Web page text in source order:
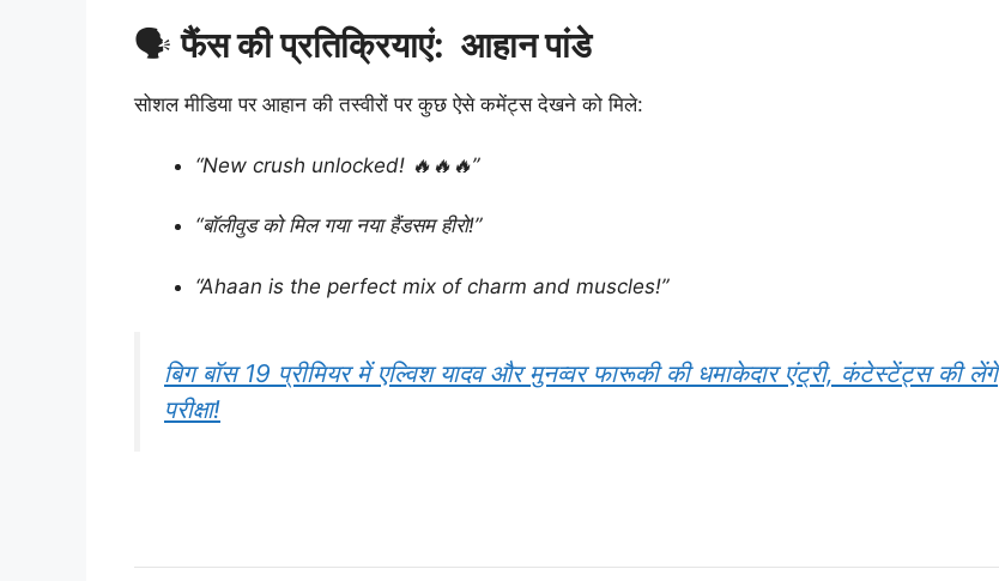
🗣️फैंस की प्रतिक्रियाएं: आहान पांडे
सोशल मीडिया पर आहान की तस्वीरों पर कुछ ऐसे कमेंट्स देखने को मिले:
“New crush unlocked! 🔥🔥🔥”
“बॉलीवुड को मिल गया नया हैंडसम हीरो!”
“Ahaan is the perfect mix of charm and muscles!”
बिग बॉस 19 प्रीमियर में एल्विश यादव और मुनव्वर फारूकी की धमाकेदार एंट्री, कंटेस्टेंट्स की लेंगे
परीक्षा!